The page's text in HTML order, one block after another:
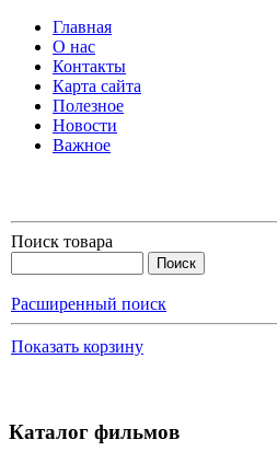
Главная
О нас
Контакты
Карта сайта
Полезное
Новости
Важное
Поиск товара
Расширенный поиск
Показать корзину
Каталог фильмов